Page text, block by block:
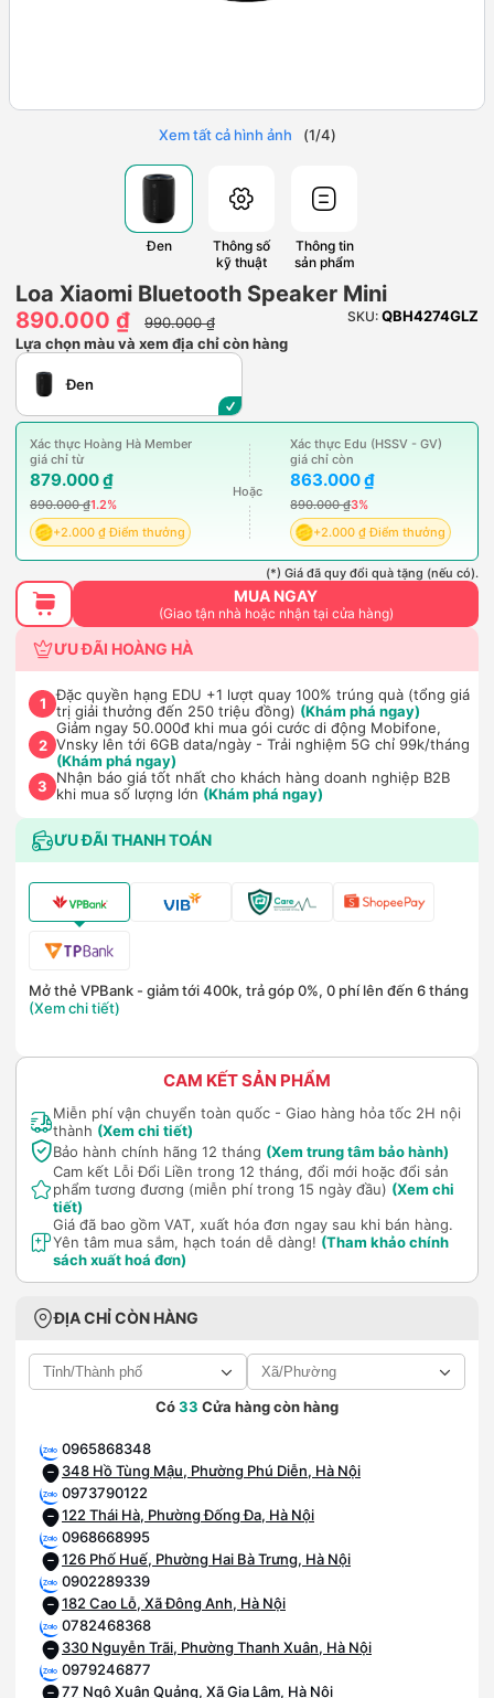
Xem tất cả hình ảnh (1/4)
Đen
Thông số
kỹ thuật
Thông tin
sản phẩm
Loa Xiaomi Bluetooth Speaker Mini
890.000 ₫
990.000 ₫ SKU: QBH4274GLZ
Lựa chọn màu và xem địa chỉ còn hàng
Đen
Xác thực Hoàng Hà Member
giá chỉ từ
879.000 ₫
890.000 ₫1.2%
+2.000 ₫ Điểm thưởng
Hoặc
Xác thực Edu (HSSV - GV)
giá chỉ còn
863.000 ₫
890.000 ₫3%
+2.000 ₫ Điểm thưởng
(*) Giá đã quy đổi quà tặng (nếu có).
MUA NGAY
(Giao tận nhà hoặc nhận tại cửa hàng)
ƯU ĐÃI HOÀNG HÀ
1
Đặc quyền hạng EDU +1 lượt quay 100% trúng quà (tổng giá
trị giải thưởng đến 250 triệu đồng) (Khám phá ngay)
2
Giảm ngay 50.000đ khi mua gói cước di động Mobifone,
Vnsky lên tới 6GB data/ngày - Trải nghiệm 5G chỉ 99k/tháng
(Khám phá ngay)
3
Nhận báo giá tốt nhất cho khách hàng doanh nghiệp B2B
khi mua số lượng lớn (Khám phá ngay)
ƯU ĐÃI THANH TOÁN
Mở thẻ VPBank - giảm tới 400k, trả góp 0%, 0 phí lên đến 6 tháng
(Xem chi tiết)
CAM KẾT SẢN PHẨM
Miễn phí vận chuyển toàn quốc - Giao hàng hỏa tốc 2H nội
thành (Xem chi tiết)
Bảo hành chính hãng 12 tháng (Xem trung tâm bảo hành)
Cam kết Lỗi Đổi Liền trong 12 tháng, đổi mới hoặc đổi sản
phẩm tương đương (miễn phí trong 15 ngày đầu) (Xem chi
tiết)
Giá đã bao gồm VAT, xuất hóa đơn ngay sau khi bán hàng.
Yên tâm mua sắm, hạch toán dễ dàng! (Tham khảo chính
sách xuất hoá đơn)
ĐỊA CHỈ CÒN HÀNG
Có33 Cửa hàng còn hàng
0965868348
348 Hồ Tùng Mậu, Phường Phú Diễn, Hà Nội
0973790122
122 Thái Hà, Phường Đống Đa, Hà Nội
0968668995
126 Phố Huế, Phường Hai Bà Trưng, Hà Nội
0902289339
182 Cao Lỗ, Xã Đông Anh, Hà Nội
0782468368
330 Nguyễn Trãi, Phường Thanh Xuân, Hà Nội
0979246877
77 Ngô Xuân Quảng, Xã Gia Lâm, Hà Nội